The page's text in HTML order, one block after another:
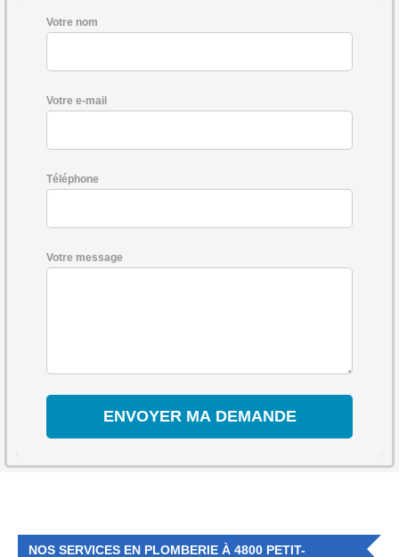
Votre nom
Votre e-mail
Téléphone
Votre message
NOS SERVICES EN PLOMBERIE À 4800 PETIT-